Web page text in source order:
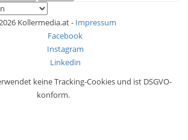
Kollermedia.at - Impressum
Facebook
Instagram
Linkedin
keine Tracking-Cookies und ist DSGVO-
konform.